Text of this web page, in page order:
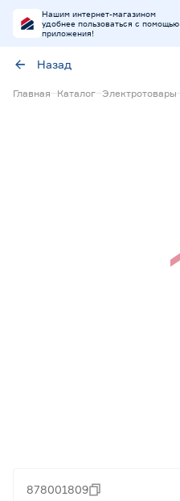
Нашим интернет-магазином
удобнее пользоваться с помощью
приложения!
Назад
Главная Каталог Электротовары
878001809